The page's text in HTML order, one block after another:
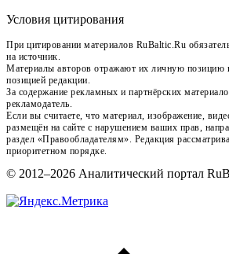
Условия цитирования
При цитировании материалов RuBaltic.Ru
на источник.
Материалы авторов отражают их личную позицию
позицией редакции.
За содержание рекламных и партнёрских
рекламодатель.
Если вы считаете, что материал, изображение,
размещён на сайте с нарушением ваших прав,
раздел «Правообладателям». Редакция
приоритетном порядке.
© 2012–2026 Аналитический портал